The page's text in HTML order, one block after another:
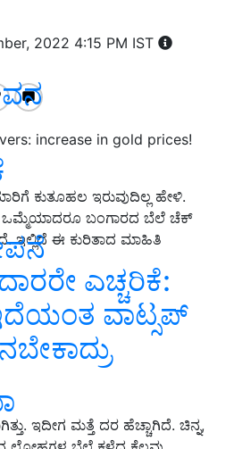
2022 4:15 PM IST
increase in gold prices!
ಕುತೂಹಲ ಇರುವುದಿಲ್ಲ ಹೇಳಿ.
ಒಮ್ಮೆಯಾದರೂ ಬಂಗಾರದ ಬೆಲೆ ಚೆಕ್‌
ಇಲ್ಲಿದೆ ಈ ಕುರಿತಾದ ಮಾಹಿತಿ
ಎಚ್ಚರಿಕೆ:
ಇದೆಯಂತ ವಾಟ್ಸಪ್‌
ಇದೀಗ ಮತ್ತೆ ದರ ಹೆಚ್ಚಾಗಿದೆ. ಚಿನ್ನ,